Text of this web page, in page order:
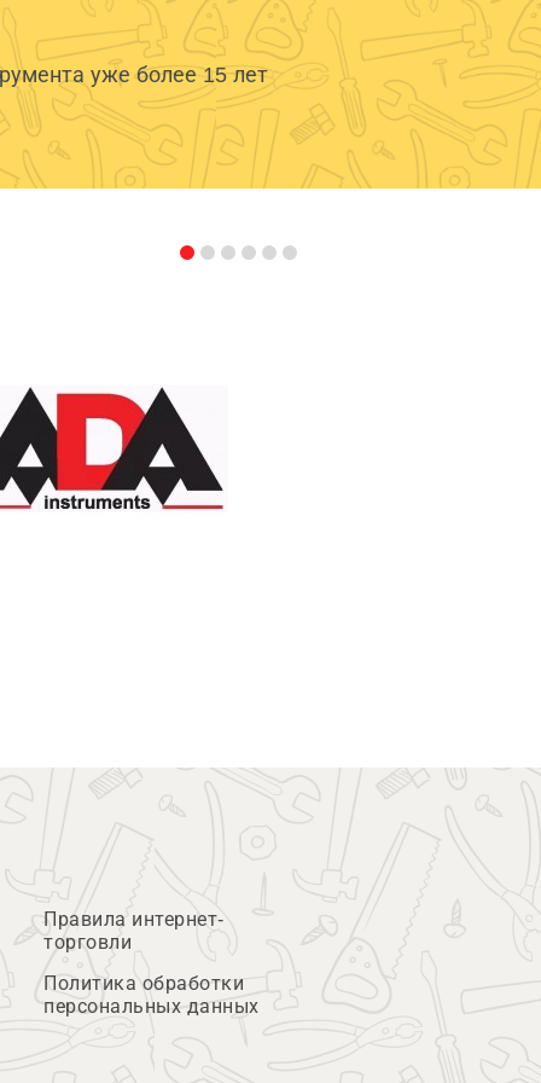
уже более 15 лет
Правила интернет-
торговли
Политика обработки
персональных данных